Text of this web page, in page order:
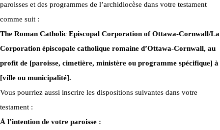
paroisses et des programmes de l’archidiocèse dans votre testament
comme suit :
The Roman Catholic Episcopal Corporation of Ottawa-Cornwall/La
Corporation épiscopale catholique romaine d’Ottawa-Cornwall, au
profit de [paroisse, cimetière, ministère ou programme spécifique] à
[ville ou municipalité].
Vous pourriez aussi inscrire les dispositions suivantes dans votre
testament :
À l’intention de votre paroisse :